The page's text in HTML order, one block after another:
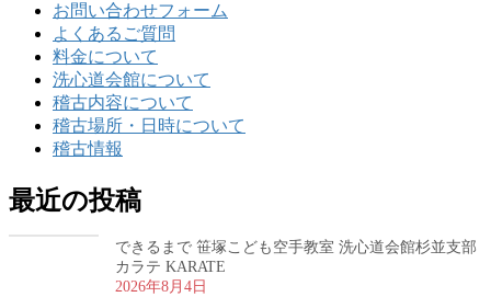
お問い合わせフォーム
よくあるご質問
料金について
洗心道会館について
稽古内容について
稽古場所・日時について
稽古情報
最近の投稿
できるまで 笹塚こども空手教室 洗心道会館杉並支部
カラテ KARATE
2026年8月4日